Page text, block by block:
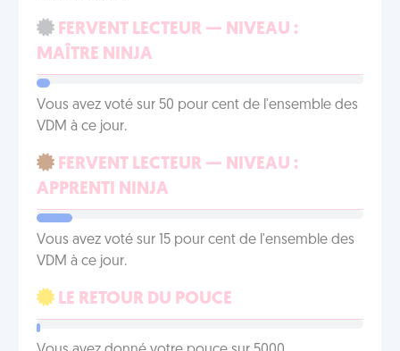
FERVENT LECTEUR — NIVEAU :
MAÎTRE NINJA
Vous avez voté sur 50 pour cent de l'ensemble des
VDM à ce jour.
FERVENT LECTEUR — NIVEAU :
APPRENTI NINJA
Vous avez voté sur 15 pour cent de l'ensemble des
VDM à ce jour.
LE RETOUR DU POUCE